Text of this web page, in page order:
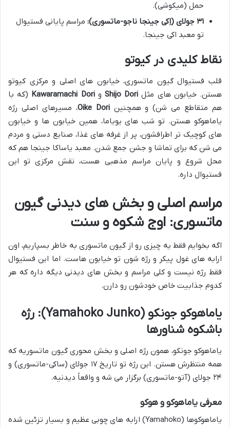
حمل (میکوشی).
۳۱ جولای (اِکی جینجا ناجو-ماتسوری):
مراسم پایانی فستیوال
تو معبد اکی جینجا.
نقاط کلیدی در کیوتو
قلب فستیوال گیون ماتسوری، خیابون های اصلی و مرکزی کیوتو
هستن. خیابون های مثل Shijo DoriوKawaramachi Dori (که با
هم متقاطع می شن) و همچنینOike Dori، مسیرهای اصلی رژه
یاماهوکو هستن. تو شب های یویاما، همین خیابون ها و خیابون
های کوچیک تر اطرافشون، پر از غرفه های غذا، صنایع دستی و مردم
می شن که برای تماشا و جشن جمع شدن. معبد یاساکا جینجا هم که
محل شروع و پایان مراسم مذهبی هست، نقش مرکزی تو این
فستیوال داره.
مراسم اصلی و بخش های دیدنی گیون
ماتسوری: اوج شکوه و سنت
اگه بخوایم فقط یه چیزی رو از گیون ماتسوری به خاطر بسپاریم، اون
ارابه های غول پیکر و رژه شون تو خیابون هاست. اما این فستیوال
فقط رژه نیست و کلی مراسم و بخش های دیدنی دیگه داره که هر
کدوم جذابیت خاص خودشون رو دارن.
یاماهوکو جونکو (Yamahoko Junko): رژه
باشکوه شناورها
یاماهوکو جونکو، همون رژه اصلی و بخش محوری گیون ماتسوریه که
همه منتظرش هستن. این رژه تو تاریخ ۱۷ جولای (ساکی-ماتسوری) و
۲۴ جولای (آتو-ماتسوری) برگزار می شه و واقعاً دیدنیه.
معرفی یاماهوکو و هوکو
یاماهوکوها (Yamahoko) ارابه های چوبی عظیم و بسیار تزئین شده